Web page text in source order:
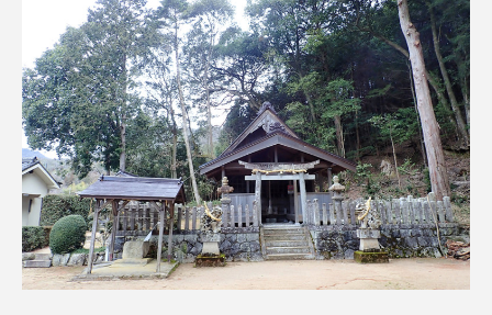
あかしあジュニア合唱団「さくらんぼ」
あかしあ台小学校 あじさいコンサート
あっぷっぷのぷ～ あなたが眠る間
あの歌を憶えている あめぽったん
いばら姫 おいしいおのまとぺ